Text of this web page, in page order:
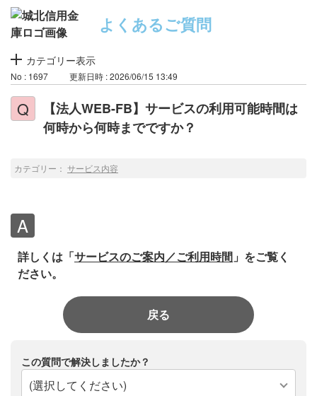
よくあるご質問
カテゴリー表示
No : 1697 更新日時 : 2026/06/15 13:49
【法人WEB-FB】サービスの利用可能時間は
何時から何時までですか？
カテゴリー： サービス内容
詳しくは「サービスのご案内／ご利用時間 」をご覧く
ださい。
戻る
この質問で解決しましたか？
(選択してください)